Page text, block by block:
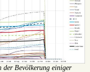
der Bevölkerung einiger